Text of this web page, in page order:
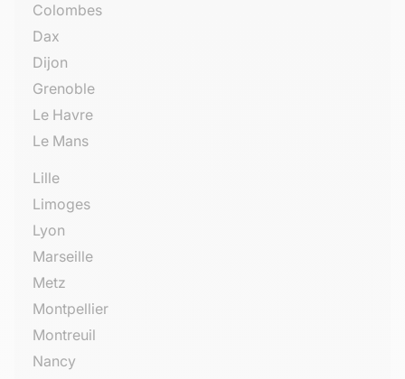
Colombes
Dax
Dijon
Grenoble
Le Havre
Le Mans
Lille
Limoges
Lyon
Marseille
Metz
Montpellier
Montreuil
Nancy